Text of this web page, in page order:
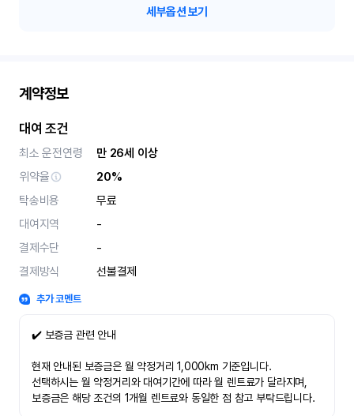
세부옵션 보기
계약정보
대여 조건
최소 운전연령
만 26세 이상
위약율
20%
탁송비용
무료
대여지역
-
결제수단
-
결제방식
선불결제
추가 코멘트
✔️ 보증금 관련 안내
현재 안내된 보증금은 월 약정거리 1,000km 기준입니다.
선택하시는 월 약정거리와 대여기간에 따라 월 렌트료가 달라지며,
보증금은 해당 조건의 1개월 렌트료와 동일한 점 참고 부탁드립니다.